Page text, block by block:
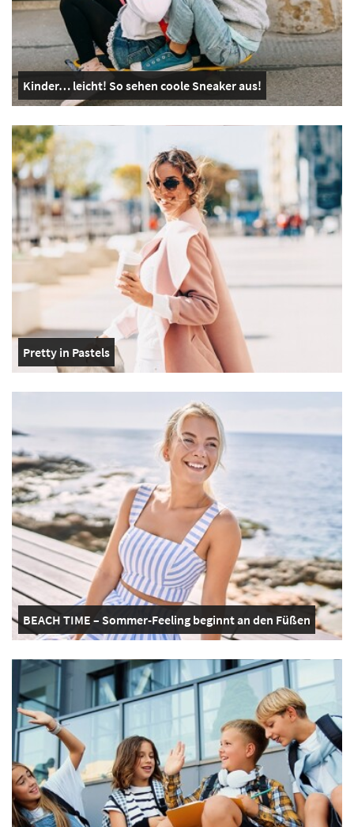
Kinder… leicht! So sehen coole Sneaker aus!
Pretty in Pastels
BEACH TIME – Sommer-Feeling beginnt an den Füßen